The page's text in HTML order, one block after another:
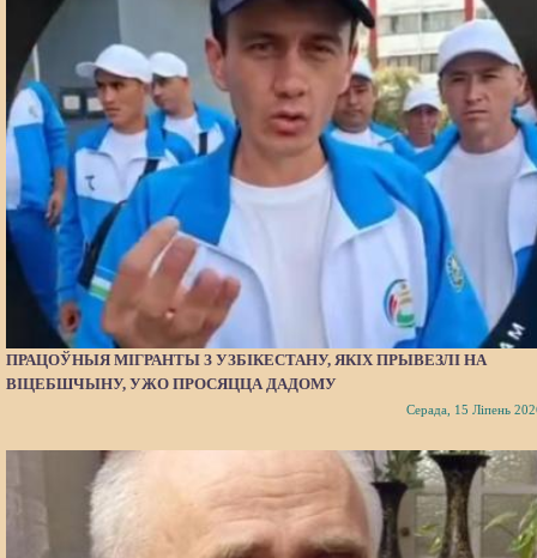
ПРАЦОЎНЫЯ МІГРАНТЫ З УЗБІКЕСТАНУ, ЯКІХ ПРЫВЕЗЛІ НА
ВІЦЕБШЧЫНУ, УЖО ПРОСЯЦЦА ДАДОМУ
Серада, 15 Ліпень